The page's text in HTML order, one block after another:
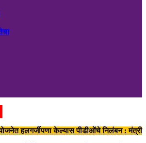
योजनेत हलगर्जीपणा केल्यास पीडीओंचे निलंबन : मंत्री